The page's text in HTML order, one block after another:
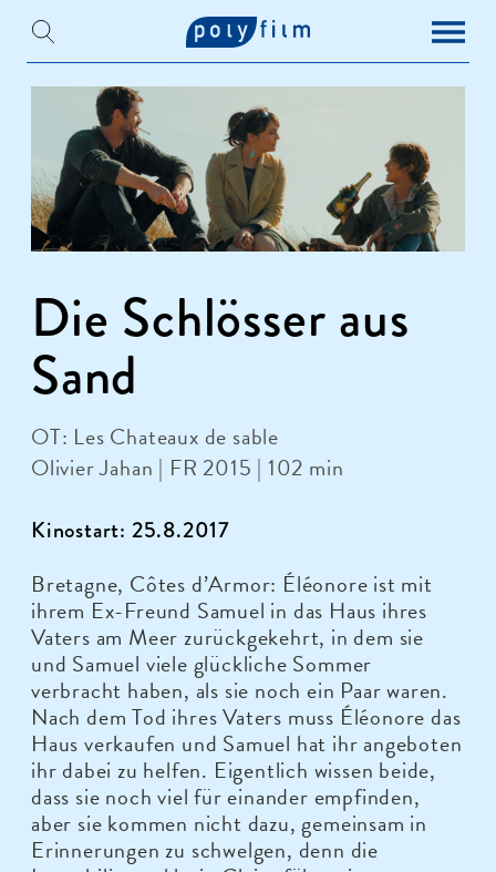
Die Schlösser aus
Sand
OT: Les Chateaux de sable
Olivier Jahan | FR 2015 | 102 min
Kinostart: 25.8.2017
Bretagne, Côtes d’Armor: Éléonore ist mit
ihrem Ex-Freund Samuel in das Haus ihres
Vaters am Meer zurückgekehrt, in dem sie
und Samuel viele glückliche Sommer
verbracht haben, als sie noch ein Paar waren.
Nach dem Tod ihres Vaters muss Éléonore das
Haus verkaufen und Samuel hat ihr angeboten
ihr dabei zu helfen. Eigentlich wissen beide,
dass sie noch viel für einander empfinden,
aber sie kommen nicht dazu, gemeinsam in
Erinnerungen zu schwelgen, denn die